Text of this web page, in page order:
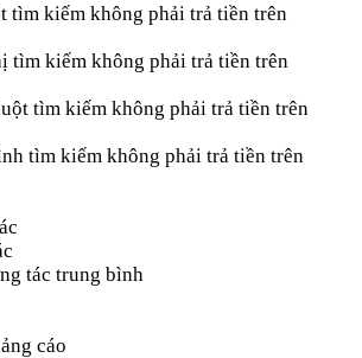
tìm kiếm không phải trả tiền trên
tìm kiếm không phải trả tiền trên
tìm kiếm không phải trả tiền trên
tìm kiếm không phải trả tiền trên
tác trung bình
cáo